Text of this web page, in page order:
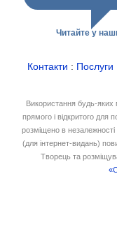
Читайте у
Контакти : Послуги
Використання будь-яких
прямого і відкритого
розміщено в незалежності
(для інтернет-видань)
Творець та